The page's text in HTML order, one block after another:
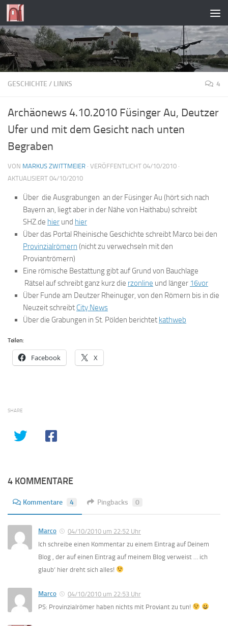
Zum Inhalt springen
GESCHICHTE / LINKS 4
Archäonews 4.10.2010 Füsinger Au, Deutzer
Ufer und mit dem Gesicht nach unten
Begraben
VON MARKUS ZWITTMEIER · VERÖFFENTLICHT 04/10/2010 ·
AKTUALISIERT 04/10/2010
Über die Ausgrabungen an der Füsinger Au (hört sich nach
Bayern an, liegt aber in der Nähe von Haithabu) schreibt
SHZ.de hier und hier
Über das Portal Rheinische Geschichte schreibt Marco bei den
Provinzialrömern (nicht zu verwechseln mit den
Proviantrömern)
Eine römische Bestattung gibt auf Grund von Bauchlage
Rätsel auf schreibt ganz kurz die rzonline und länger 16vor
Über Funde am Deutzer Rheinuger, von den Römern bis in die
Neuzeit schreibt City News
Über die Grabungen in St. Pölden berichtet kathweb
Teilen:
Facebook X
SHARE
4 KOMMENTARE
Kommentare 4 Pingbacks 0
Marco
04/10/2010 um 22:52 Uhr
Ich schreibe einen Kommentar zu einem Eintrag auf Deinem
Blog , der auf einen Eintrag auf meinem Blog verweist … ich
glaub‘ hier dreht sich alles!
Marco
04/10/2010 um 22:53 Uhr
PS: Provinzialrömer haben nichts mit Proviant zu tun!